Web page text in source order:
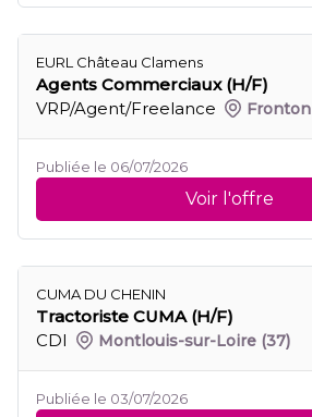
EURL Château Clamens
Agents Commerciaux (H/F)
VRP/Agent/Freelance
Fronton
Publiée le 06/07/2026
Voir l'offre
CUMA DU CHENIN
Tractoriste CUMA (H/F)
CDI
Montlouis-sur-Loire (37)
Publiée le 03/07/2026